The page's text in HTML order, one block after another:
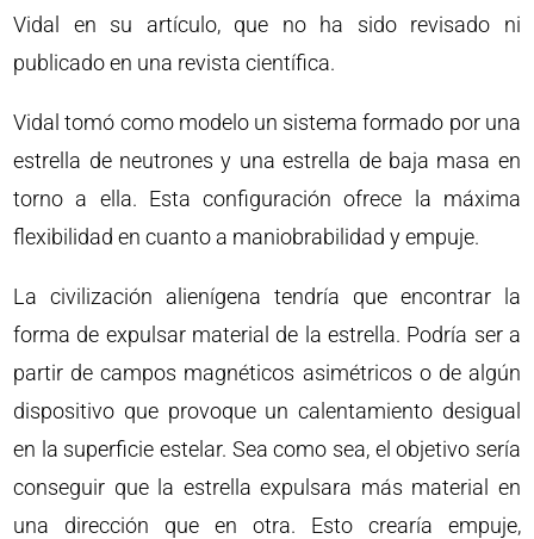
Vidal en su artículo, que no ha sido revisado ni
publicado en una revista científica.
Vidal tomó como modelo un sistema formado por una
estrella de neutrones y una estrella de baja masa en
torno a ella. Esta configuración ofrece la máxima
flexibilidad en cuanto a maniobrabilidad y empuje.
La civilización alienígena tendría que encontrar la
forma de expulsar material de la estrella. Podría ser a
partir de campos magnéticos asimétricos o de algún
dispositivo que provoque un calentamiento desigual
en la superficie estelar. Sea como sea, el objetivo sería
conseguir que la estrella expulsara más material en
una dirección que en otra. Esto crearía empuje,